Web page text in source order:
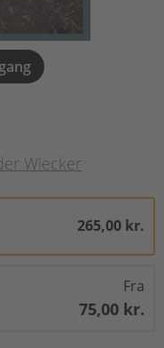
Wiecker
265,00 kr.
Fra
75,00 kr.